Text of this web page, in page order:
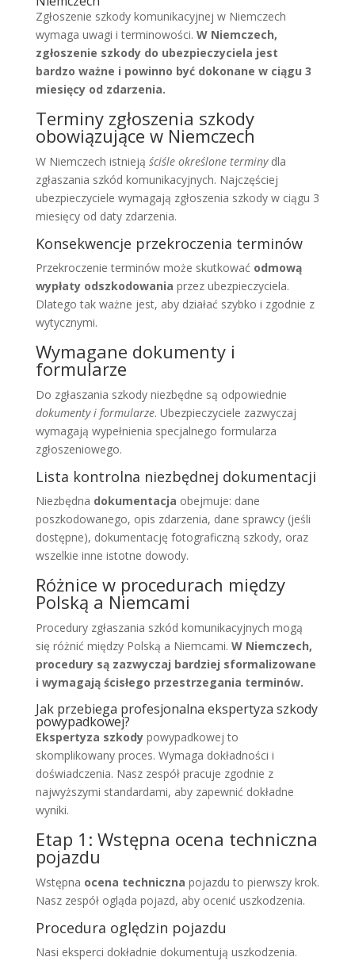
Zgłoszenie szkody komunikacyjnej w Niemczech
wymaga uwagi i terminowości. W Niemczech,
zgłoszenie szkody do ubezpieczyciela jest
bardzo ważne i powinno być dokonane w ciągu 3
miesięcy od zdarzenia.
Terminy zgłoszenia szkody
obowiązujące w Niemczech
W Niemczech istnieją ściśle określone terminydla
zgłaszania szkód komunikacyjnych. Najczęściej
ubezpieczyciele wymagają zgłoszenia szkody w ciągu 3
miesięcy od daty zdarzenia.
Konsekwencje przekroczenia terminów
Przekroczenie terminów może skutkować odmową
wypłaty odszkodowania przez ubezpieczyciela.
Dlatego tak ważne jest, aby działać szybko i zgodnie z
wytycznymi.
Wymagane dokumenty i
formularze
Do zgłaszania szkody niezbędne są odpowiednie
dokumenty i formularze. Ubezpieczyciele zazwyczaj
wymagają wypełnienia specjalnego formularza
zgłoszeniowego.
Lista kontrolna niezbędnej dokumentacji
Niezbędna dokumentacja obejmuje: dane
poszkodowanego, opis zdarzenia, dane sprawcy (jeśli
dostępne), dokumentację fotograficzną szkody, oraz
wszelkie inne istotne dowody.
Różnice w procedurach między
Polską a Niemcami
Procedury zgłaszania szkód komunikacyjnych mogą
się różnić między Polską a Niemcami. W Niemczech,
procedury są zazwyczaj bardziej sformalizowane
i wymagają ścisłego przestrzegania terminów.
Jak przebiega profesjonalna ekspertyza szkody
powypadkowej?
Ekspertyza szkodypowypadkowej to
skomplikowany proces. Wymaga dokładności i
doświadczenia. Nasz zespół pracuje zgodnie z
najwyższymi standardami, aby zapewnić dokładne
wyniki.
Etap 1: Wstępna ocena techniczna
pojazdu
Wstępna ocena techniczna pojazdu to pierwszy krok.
Nasz zespół ogląda pojazd, aby ocenić uszkodzenia.
Procedura oględzin pojazdu
Nasi eksperci dokładnie dokumentują uszkodzenia.